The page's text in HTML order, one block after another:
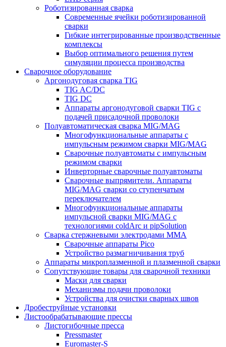
Роботизированная сварка
Современные ячейки роботизированной
сварки
Гибкие интегрированные производственные
комплексы
Выбор оптимального решения путем
симуляции процесса производства
Сварочное оборудование
Аргонодуговая сварка TIG
TIG AC/DC
TIG DC
Аппараты аргонодуговой сварки TIG с
подачей присадочной проволоки
Полуавтоматическая сварка MIG/MAG
Многофункциональные аппараты с
импульсным режимом сварки MIG/MAG
Сварочные полуавтоматы с импульсным
режимом сварки
Инверторные сварочные полуавтоматы
Сварочные выпрямители. Аппараты
MIG/MAG сварки со ступенчатым
переключателем
Многофункциональные аппараты
импульсной сварки MIG/MAG с
технологиями coldArc и pipSolution
Сварка стержневыми электродами MMA
Сварочные аппараты Pico
Устройство размагничивания труб
Аппараты микроплазменной и плазменной сварки
Сопутствующие товары для сварочной техники
Маски для сварки
Механизмы подачи проволоки
Устройства для очистки сварных швов
Дробеструйные установки
Листообрабатывающие прессы
Листогибочные пресса
Pressmaster
Euromaster-S